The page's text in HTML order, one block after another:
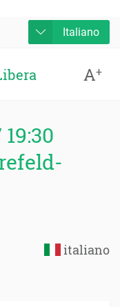
Italiano
A+
italiano